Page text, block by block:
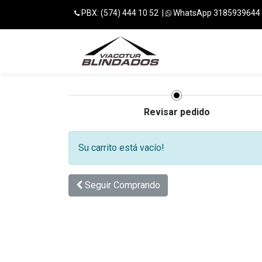
PBX: (574) 444 10 52 | WhatsApp 3185939644
Revisar pedido
Su carrito está vacío!
Seguir Comprando